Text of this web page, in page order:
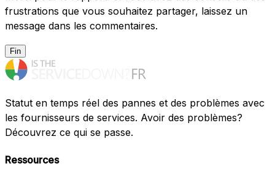
frustrations que vous souhaitez partager, laissez un
message dans les commentaires.
Fin
Statut en temps réel des pannes et des problèmes avec
les fournisseurs de services. Avoir des problèmes?
Découvrez ce qui se passe.
Ressources